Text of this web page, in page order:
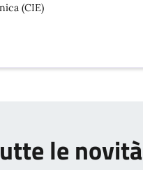
(CIE)
le novità